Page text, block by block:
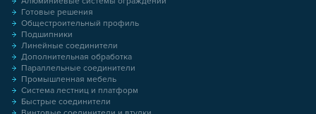
Готовые решения
Общестроительный профиль
Подшипники
Линейные соединители
Дополнительная обработка
Параллельные соединители
Промышленная мебель
Система лестниц и платформ
Быстрые соединители